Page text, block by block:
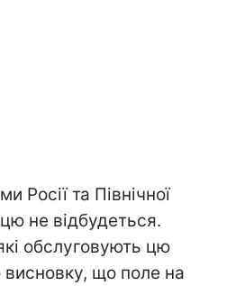
Росії та Північної
не відбудеться.
обслуговують цю
що поле на